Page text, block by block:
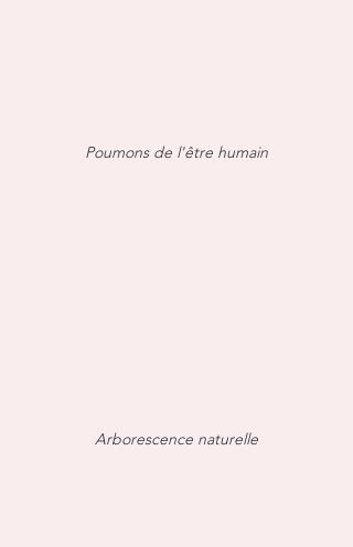
Poumons de l'être humain
Arborescence naturelle